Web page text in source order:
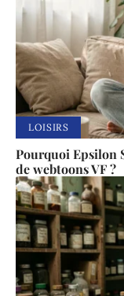
LOISIRS
Pourquoi Epsilon
de webtoons VF ?